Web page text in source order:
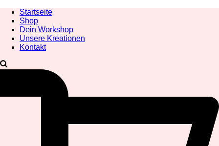
Startseite
Shop
Dein Workshop
Unsere Kreationen
Kontakt